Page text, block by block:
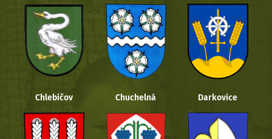
Chlebičov Chuchelná Darkovice